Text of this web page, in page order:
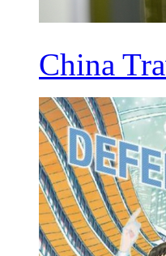
China